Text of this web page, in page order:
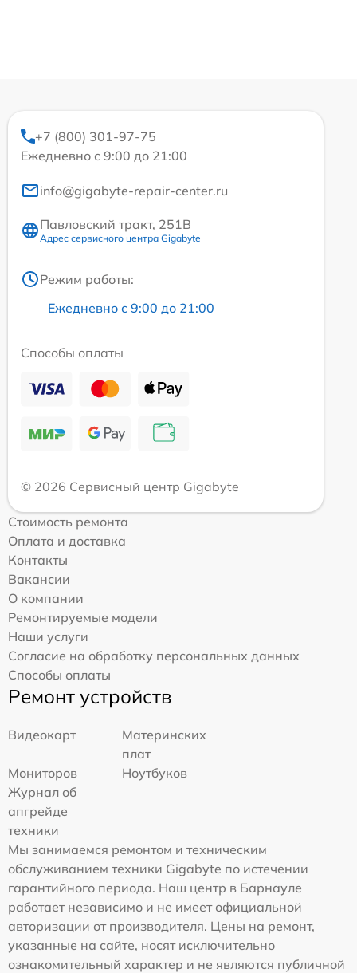
+7 (800) 301-97-75
Ежедневно с 9:00 до 21:00
info@gigabyte-repair-center.ru
Павловский тракт, 251В
Адрес сервисного центра Gigabyte
Режим работы:
Ежедневно с 9:00 до 21:00
Способы оплаты
© 2026 Сервисный центр Gigabyte
Стоимость ремонта
Оплата и доставка
Контакты
Вакансии
О компании
Ремонтируемые модели
Наши услуги
Согласие на обработку персональных данных
Способы оплаты
Ремонт устройств
Видеокарт
Материнских
плат
Мониторов
Ноутбуков
Журнал об
апгрейде
техники
Мы занимаемся ремонтом и техническим
обслуживанием техники Gigabyte по истечении
гарантийного периода. Наш центр в Барнауле
работает независимо и не имеет официальной
авторизации от производителя. Цены на ремонт,
указанные на сайте, носят исключительно
ознакомительный характер и не являются публичной